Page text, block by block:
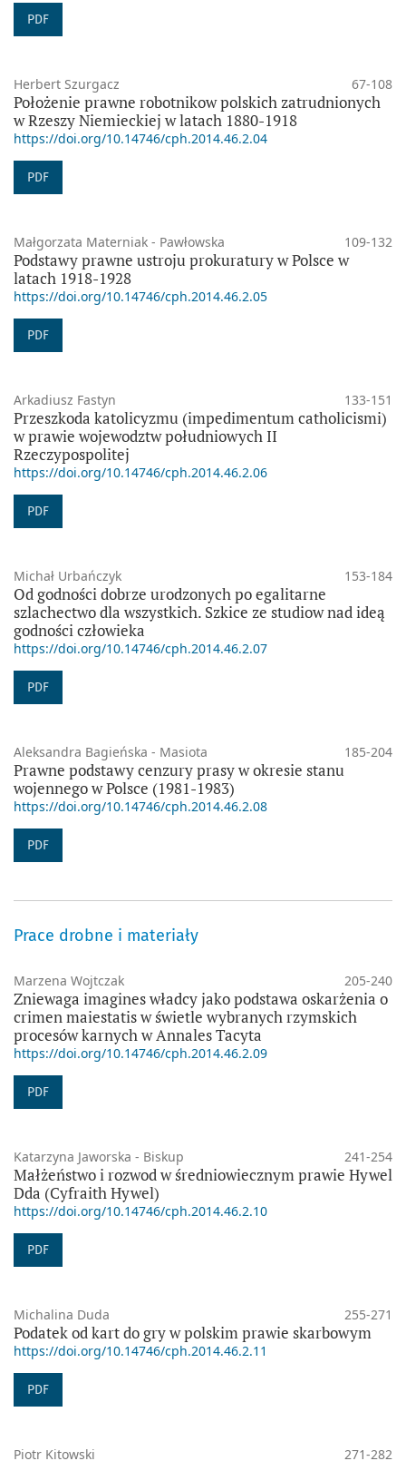
PDF
Herbert Szurgacz 67-108
Położenie prawne robotnikow polskich zatrudnionych
w Rzeszy Niemieckiej w latach 1880-1918
https://doi.org/10.14746/cph.2014.46.2.04
PDF
Małgorzata Materniak - Pawłowska 109-132
Podstawy prawne ustroju prokuratury w Polsce w
latach 1918-1928
https://doi.org/10.14746/cph.2014.46.2.05
PDF
Arkadiusz Fastyn 133-151
Przeszkoda katolicyzmu (impedimentum catholicismi)
w prawie wojewodztw południowych II
Rzeczypospolitej
https://doi.org/10.14746/cph.2014.46.2.06
PDF
Michał Urbańczyk 153-184
Od godności dobrze urodzonych po egalitarne
szlachectwo dla wszystkich. Szkice ze studiow nad ideą
godności człowieka
https://doi.org/10.14746/cph.2014.46.2.07
PDF
Aleksandra Bagieńska - Masiota 185-204
Prawne podstawy cenzury prasy w okresie stanu
wojennego w Polsce (1981-1983)
https://doi.org/10.14746/cph.2014.46.2.08
PDF
Prace drobne i materiały
Marzena Wojtczak 205-240
Zniewaga imagines władcy jako podstawa oskarżenia o
crimen maiestatis w świetle wybranych rzymskich
procesów karnych w Annales Tacyta
https://doi.org/10.14746/cph.2014.46.2.09
PDF
Katarzyna Jaworska - Biskup 241-254
Małżeństwo i rozwod w średniowiecznym prawie Hywel
Dda (Cyfraith Hywel)
https://doi.org/10.14746/cph.2014.46.2.10
PDF
Michalina Duda 255-271
Podatek od kart do gry w polskim prawie skarbowym
https://doi.org/10.14746/cph.2014.46.2.11
PDF
Piotr Kitowski 271-282